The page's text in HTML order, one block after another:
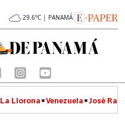
29.6°C | PANAMÁ
La Llorona Venezuela José